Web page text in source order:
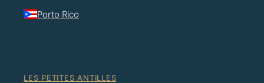
Porto Rico
LES PETITES ANTILLES